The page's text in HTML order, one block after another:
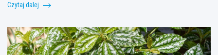
Czytaj dalej